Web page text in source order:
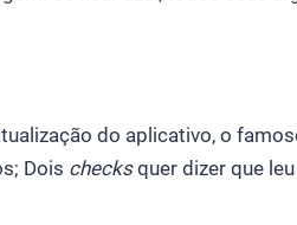
do aplicativo, o
Dois checksquer dizer que